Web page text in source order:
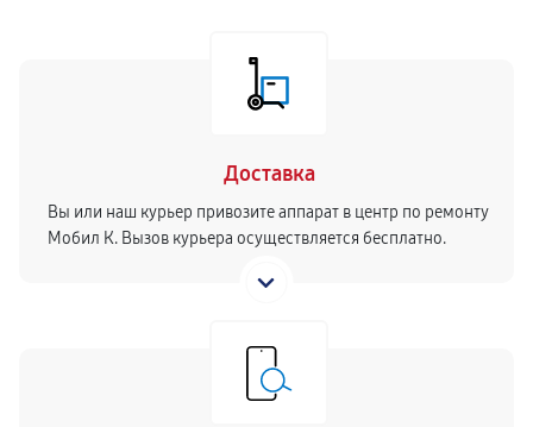
Доставка
Вы или наш курьер привозите аппарат в центр по ремонту
Мобил К. Вызов курьера осуществляется бесплатно.